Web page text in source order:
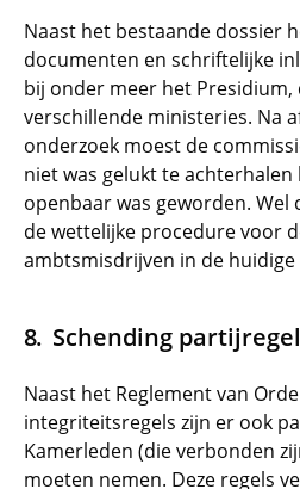
Naast het bestaande dossier
documenten en schriftelijke
bij onder meer het Presidium,
verschillende ministeries. Na
onderzoek moest de
niet was gelukt te
openbaar was geworden.
de wettelijke procedure voor
ambtsmisdrijven in de
Schending
Naast het Reglement van
integriteitsregels zijn er ook
Kamerleden (die verbonden
moeten nemen. Deze regels